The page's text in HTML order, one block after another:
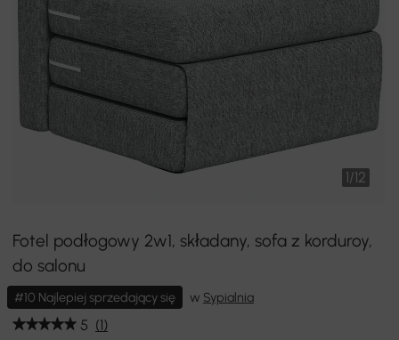
1/12
Fotel podłogowy 2w1, składany, sofa z korduroy,
do salonu
#10 Najlepiej sprzedający się w Sypialnia
5 (1)